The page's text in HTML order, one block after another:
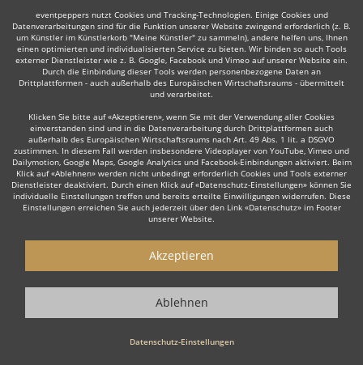
Auch interessant:
Trompeter Trauerredner Dudelsackspieler
Wie funktioniert's?
1. Kostenlos anfragen
Starten Sie mit dem Button 'Kostenlos anfragen' eine Anfrage an die für
Button finden Sie auf den jeweiligen Künstler-Profil-Seiten der Musiker.
eventpeppers nutzt Cookies und Tracking-Technologien. Einige Cookies und
Datenverarbeitungen sind für die Funktion unserer Website zwingend erforderlich (z. B.
um Künstler im Künstlerkorb "Meine Künstler" zu sammeln), andere helfen uns, Ihnen
einen optimierten und individualisierten Service zu bieten. Wir binden so auch Tools
externer Dienstleister wie z. B. Google, Facebook und Vimeo auf unserer Website ein.
Durch die Einbindung dieser Tools werden personenbezogene Daten an
Drittplattformen - auch außerhalb des Europäischen Wirtschaftsraums - übermittelt
und verarbeitet.
Klicken Sie bitte auf «Akzeptieren», wenn Sie mit der Verwendung aller Cookies
einverstanden sind und in die Datenverarbeitung durch Drittplattformen auch
außerhalb des Europäischen Wirtschaftsraums nach Art. 49 Abs. 1 lit. a DSGVO
zustimmen. In diesem Fall werden insbesondere Videoplayer von YouTube, Vimeo und
Dailymotion, Google Maps, Google Analytics und Facebook-Einbindungen aktiviert. Beim
Klick auf «Ablehnen» werden nicht unbedingt erforderlich Cookies und Tools externer
Dienstleister deaktiviert. Durch einen Klick auf «Datenschutz-Einstellungen» können Sie
individuelle Einstellungen treffen und bereits erteilte Einwilligungen widerrufen. Diese
Einstellungen erreichen Sie auch jederzeit über den Link «Datenschutz» im Footer
unserer Website.
Datenschutz-Einstellungen
Akzeptieren
Ablehnen